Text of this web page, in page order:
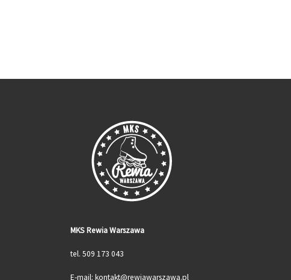
MKS Rewia Warszawa
tel. 509 173 043
E-mail: kontakt@rewiawarszawa.pl